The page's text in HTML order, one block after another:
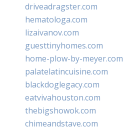
driveadragster.com
hematologa.com
lizaivanov.com
guesttinyhomes.com
home-plow-by-meyer.com
palatelatincuisine.com
blackdoglegacy.com
eatvivahouston.com
thebigshowok.com
chimeandstave.com